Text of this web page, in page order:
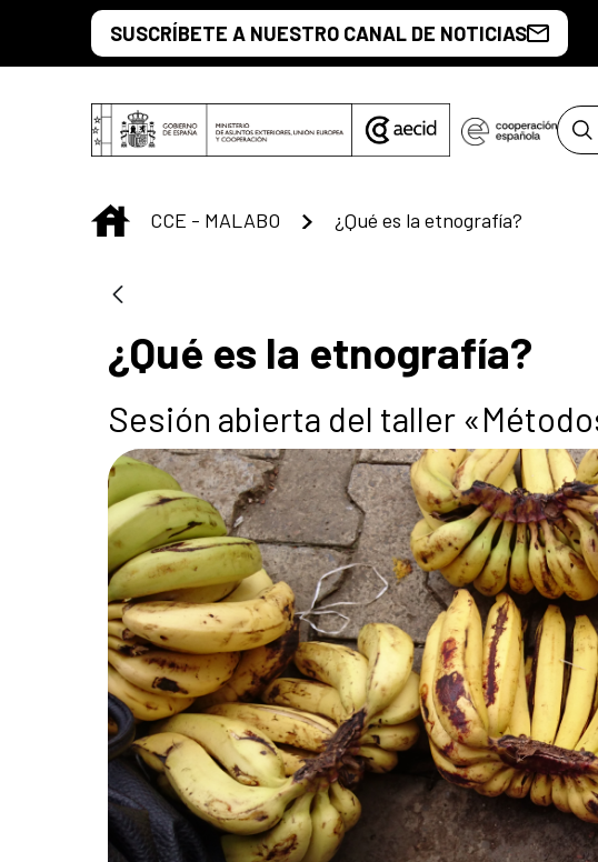
Saltar al contenido principal
SUSCRÍBETE A NUESTRO CANAL DE NOTICIAS
INICIO
CCE - MALABO ¿Qué es la etnografía?
¿Qué es la etnografía?
Sesión abierta del taller